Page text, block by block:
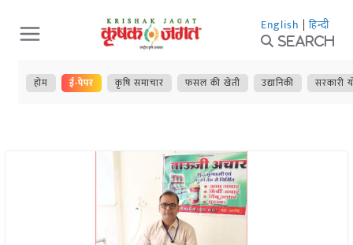
Skip
to
content
English | हिन्दी
Search
होम ई-पेपर कृषि समाचार फसल की खेती उद्यानिकी सरकारी